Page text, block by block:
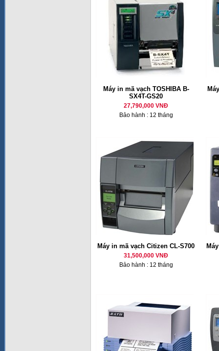
Máy in mã vạch TOSHIBA B-
SX4T-GS20
27,790,000 VNĐ
Bảo hành : 12 tháng
Máy in mã vạch Citizen CL-S700
31,500,000 VNĐ
Bảo hành : 12 tháng